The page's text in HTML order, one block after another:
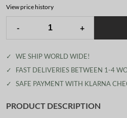
View price history
- +
✓
WE SHIP WORLD WIDE!
✓
FAST DELIVERIES BETWEEN 1-4
✓
SAFE PAYMENT WITH KLARNA
PRODUCT DESCRIPTION